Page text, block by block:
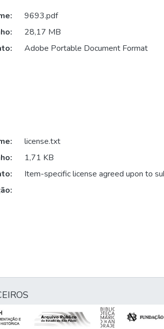
9693.pdf
28,17 MB
Adobe Portable Document Format
license.txt
1,71 KB
Item-specific license agreed upon to